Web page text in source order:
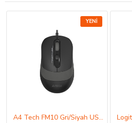
YENI
A4 Tech FM10 Gri/Siyah USB Optik 1600DPI Kablolu Mouse